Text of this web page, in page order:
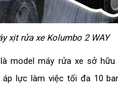
xịt rửa xe Kolumbo 2 WAY
model máy rửa xe sở
áp lực làm việc tối đa 10